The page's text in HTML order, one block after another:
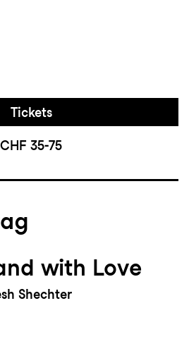
Tickets
CHF 35-75
with Love
Shechter